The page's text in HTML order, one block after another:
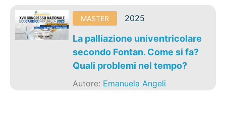
MASTER 2025
La palliazione univentricolare
secondo Fontan. Come si fa?
Quali problemi nel tempo?
Autore: Emanuela Angeli